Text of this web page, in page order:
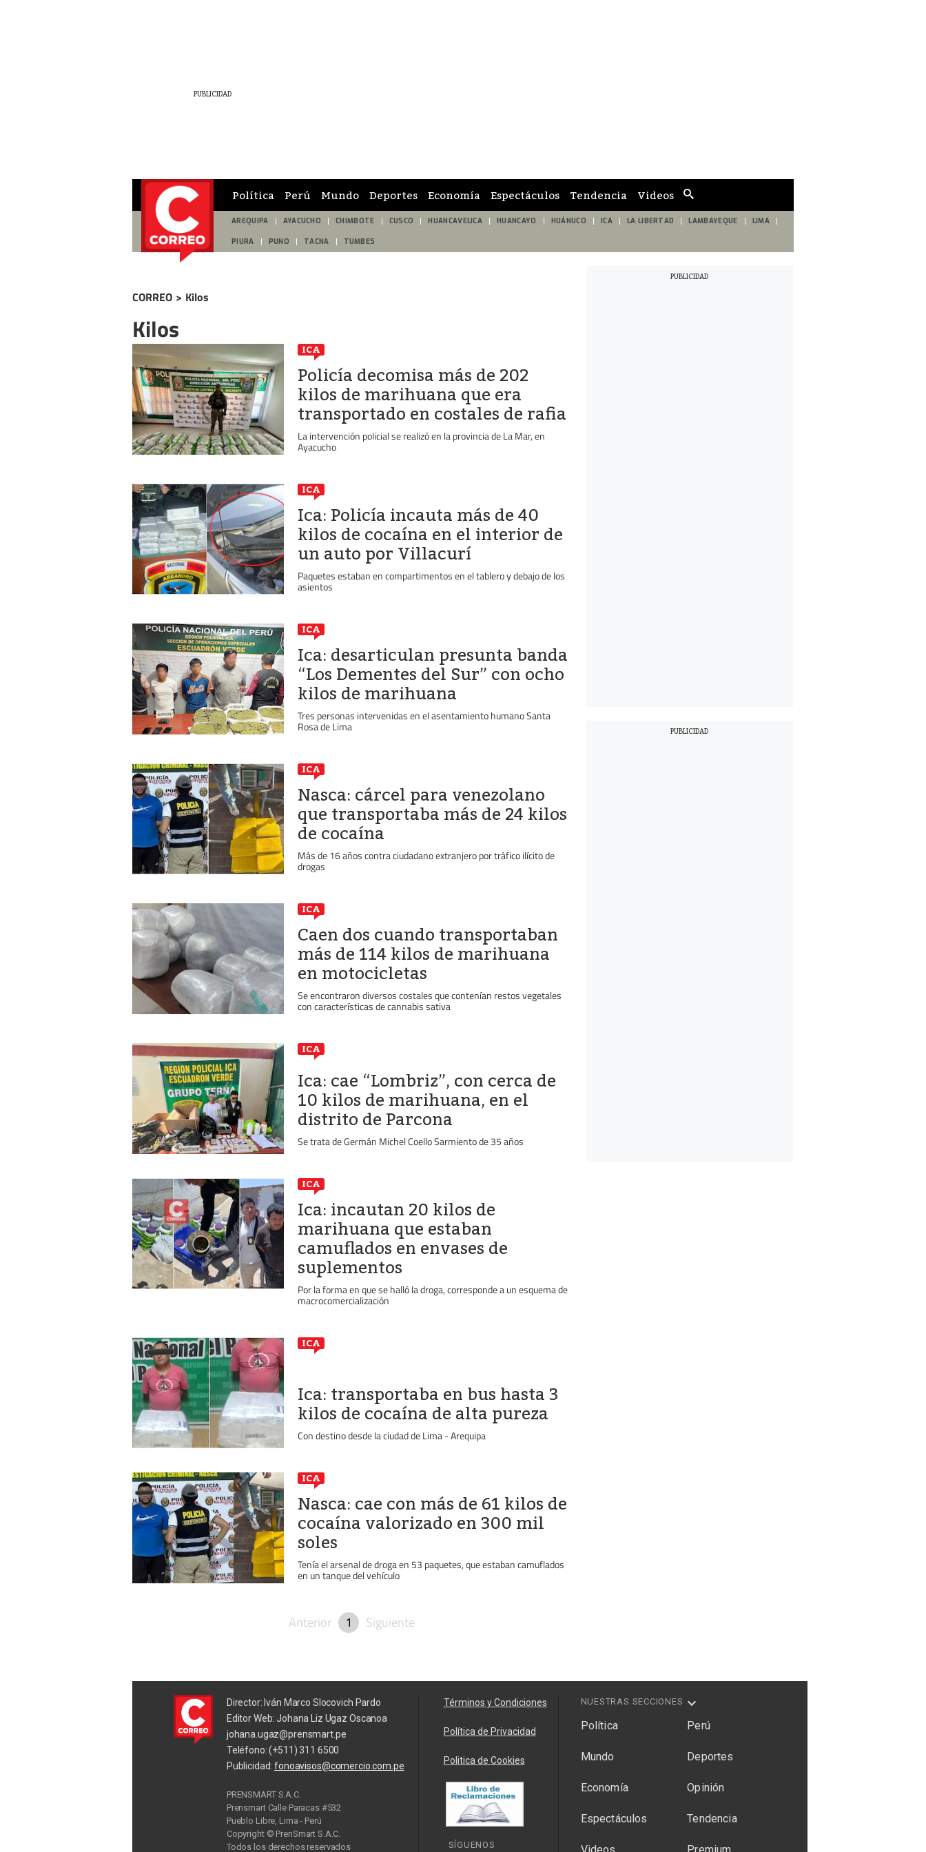
de
búsqueda
Política Perú Mundo Deportes Economía Espectáculos Tendencia Videos
AREQUIPA AYACUCHO CHIMBOTE CUSCO HUANCAVELICA HUANCAYO HUÁNUCO ICA LA LIBERTAD LAMBAYEQUE LIMA
PIURA PUNO TACNA TUMBES
CORREO > Kilos
Kilos
ICA
Policía decomisa más de 202
kilos de marihuana que era
transportado en costales de rafia
La intervención policial se realizó en la provincia de La Mar, en
Ayacucho
ICA
Ica: Policía incauta más de 40
kilos de cocaína en el interior de
un auto por Villacurí
Paquetes estaban en compartimentos en el tablero y debajo de los
asientos
ICA
Ica: desarticulan presunta banda
“Los Dementes del Sur” con ocho
kilos de marihuana
Tres personas intervenidas en el asentamiento humano Santa
Rosa de Lima
ICA
Nasca: cárcel para venezolano
que transportaba más de 24 kilos
de cocaína
Más de 16 años contra ciudadano extranjero por tráfico ilícito de
drogas
ICA
Caen dos cuando transportaban
más de 114 kilos de marihuana
en motocicletas
Se encontraron diversos costales que contenían restos vegetales
con características de cannabis sativa
ICA
Ica: cae “Lombriz”, con cerca de
10 kilos de marihuana, en el
distrito de Parcona
Se trata de Germán Michel Coello Sarmiento de 35 años
ICA
Ica: incautan 20 kilos de
marihuana que estaban
camuflados en envases de
suplementos
Por la forma en que se halló la droga, corresponde a un esquema de
macrocomercialización
ICA
Ica: transportaba en bus hasta 3
kilos de cocaína de alta pureza
Con destino desde la ciudad de Lima - Arequipa
ICA
Nasca: cae con más de 61 kilos de
cocaína valorizado en 300 mil
soles
Tenía el arsenal de droga en 53 paquetes, que estaban camuflados
en un tanque del vehículo
Anterior 1 Siguiente
Director: Iván Marco Slocovich Pardo
Editor Web: Johana Liz Ugaz Oscanoa
johana.ugaz@prensmart.pe
Teléfono: (+511) 311 6500
Publicidad:fonoavisos@comercio.com.pe
PRENSMART S.A.C.
Prensmart Calle Paracas #532
Pueblo Libre, Lima - Perú
Copyright © PrenSmart S.A.C.
Todos los derechos reservados
Términos y Condiciones
Política de Privacidad
Politica de Cookies
SÍGUENOS
NUESTRAS SECCIONES
Política Perú
Mundo Deportes
Economía Opinión
Espectáculos Tendencia